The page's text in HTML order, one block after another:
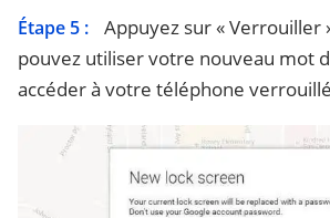
Étape 5 :
Appuyez sur « Verrouiller
pouvez utiliser votre nouveau mot
accéder à votre téléphone